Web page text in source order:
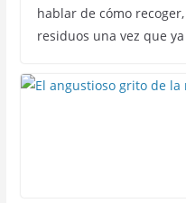
hablar de cómo
residuos una vez que